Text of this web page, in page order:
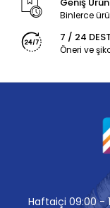
Binlerce
7 / 24
Öneri ve
Haftaiçi 09:00 -